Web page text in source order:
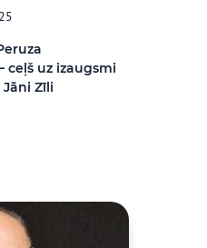
ceļš uz izaugsmi
Zīli